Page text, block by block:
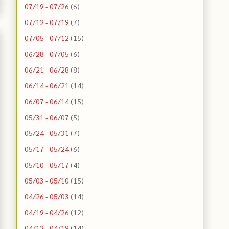
07/19 - 07/26 (6)
07/12 - 07/19 (7)
07/05 - 07/12 (15)
06/28 - 07/05 (6)
06/21 - 06/28 (8)
06/14 - 06/21 (14)
06/07 - 06/14(15)
05/31 - 06/07 (5)
05/24 - 05/31 (7)
05/17 - 05/24(6)
05/10 - 05/17 (4)
05/03 - 05/10 (15)
04/26 - 05/03 (14)
04/19 - 04/26 (12)